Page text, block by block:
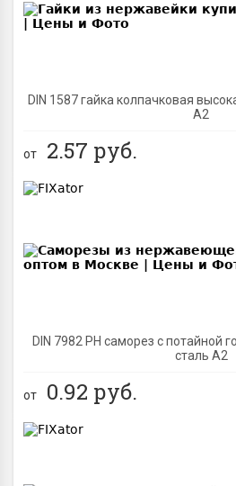
DIN 1587 гайка колпачковая
А2
от 2.57 руб.
DIN 7982 PH саморез с потайной
сталь A2
от 0.92 руб.